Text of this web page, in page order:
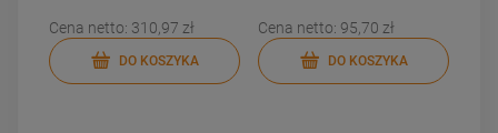
Cena netto: 310,97 zł
DO KOSZYKA
Cena netto: 95,70 zł
DO KOSZYKA